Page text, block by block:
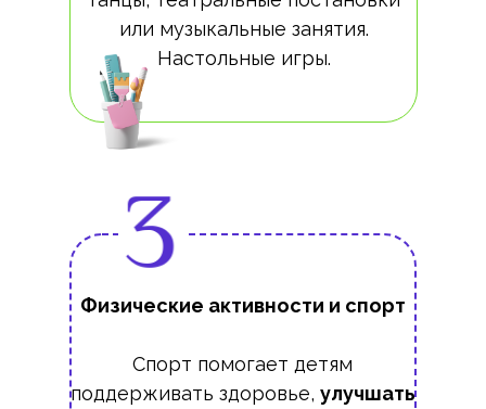
или музыкальные занятия.
Настольные игры.
Физические активности и спорт
Спорт помогает детям
поддерживать здоровье, улучшать